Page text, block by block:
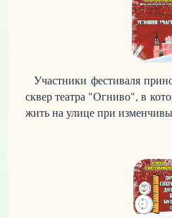
Участники фестиваля
сквер театра "Огниво", в
жить на улице при